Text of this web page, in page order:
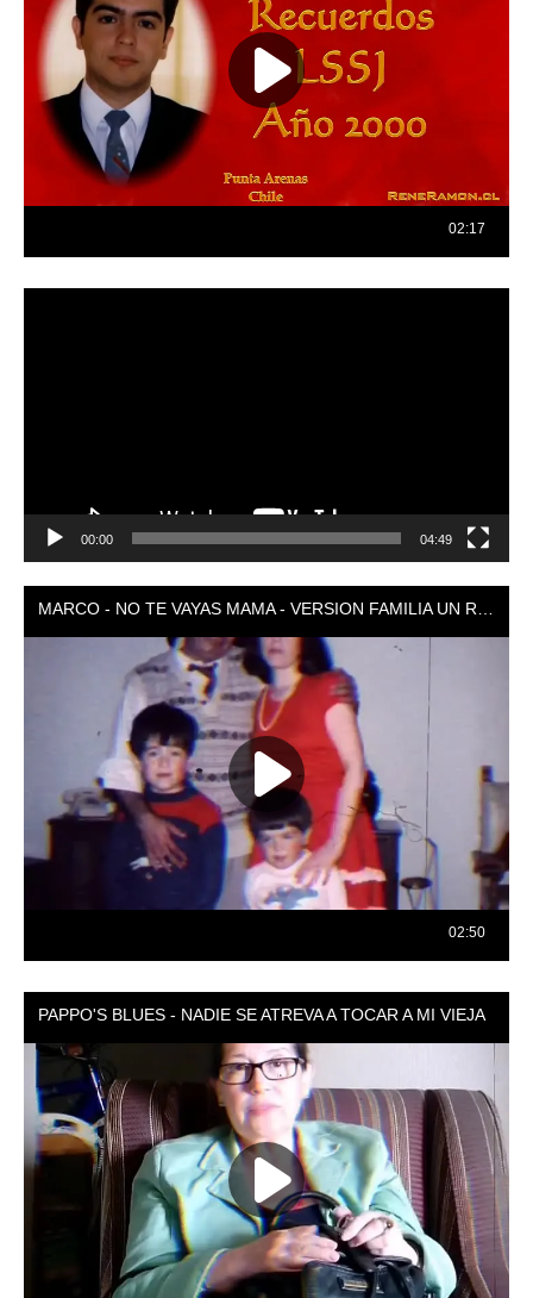
00:00 04:49